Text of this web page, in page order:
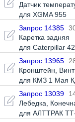
Датчик
для XGMA 955
Запрос 14385
Каретка задняя
для Caterpillar
Запрос 13965
Кронштейн
Винт
для КМЗ 1 Мая
Запрос 13039
Лебедка
для